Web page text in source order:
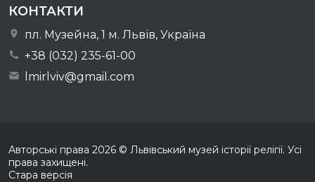
КОНТАКТИ
пл. Музейна, 1 м. Львів, Україна
+38 (032) 235-61-00
lmirlviv@gmail.com
Авторські права 2026 © Львівський музей історії релігії. Усі
права захищені.
Стара версія